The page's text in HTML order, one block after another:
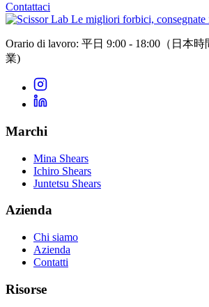
Contattaci
Le migliori forbici,
Orario di lavoro: 平日 9:00 - 18:00（日本時
業)
Marchi
Mina Shears
Ichiro Shears
Juntetsu Shears
Azienda
Chi siamo
Azienda
Contatti
Risorse